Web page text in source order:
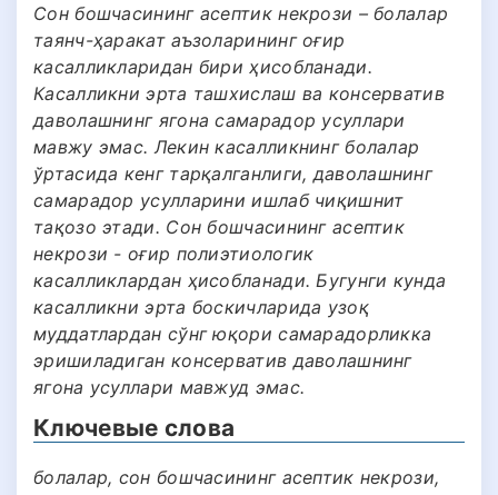
Сон бошчасининг асептик некрози – болалар
таянч-ҳаракат аъзоларининг оғир
касалликларидан бири ҳисобланади.
Касалликни эрта ташхислаш ва консерватив
даволашнинг ягона самарадор усуллари
мавжу эмас. Лекин касалликнинг болалар
ўртасида кенг тарқалганлиги, даволашнинг
самарадор усулларини ишлаб чиқишнит
тақозо этади. Сон бошчасининг асептик
некрози - оғир полиэтиологик
касалликлардан ҳисобланади. Бугунги кунда
касалликни эрта боскичларида узоқ
муддатлардан сўнг юқори самарадорликка
эришиладиган консерватив даволашнинг
ягона усуллари мавжуд эмас.
Ключевые слова
болалар, сон бошчасининг асептик некрози,